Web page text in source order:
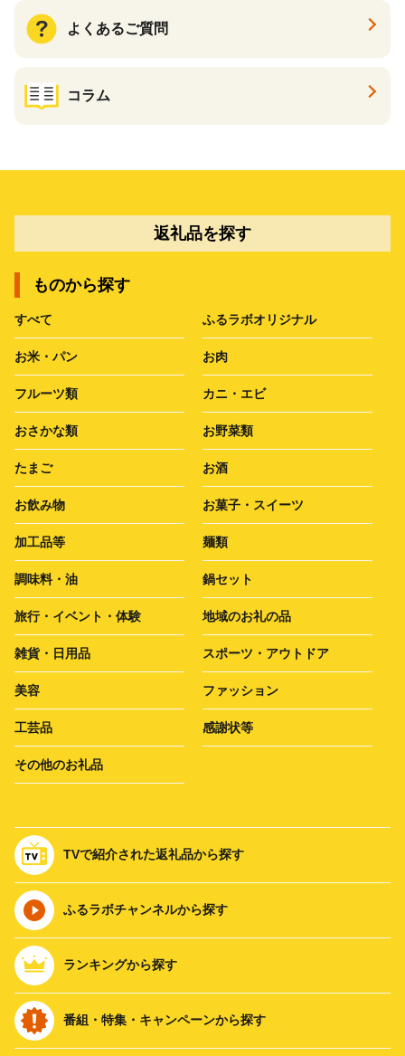
よくあるご質問
コラム
返礼品を探す
ものから探す
すべて ふるラボオリジナル
お米・パン お肉
フルーツ類 カニ・エビ
おさかな類 お野菜類
たまご お酒
お飲み物 お菓子・スイーツ
加工品等 麺類
調味料・油 鍋セット
旅行・イベント・体験 地域のお礼の品
雑貨・日用品 スポーツ・アウトドア
美容 ファッション
工芸品 感謝状等
その他のお礼品
TVで紹介された返礼品から探す
ふるラボチャンネルから探す
ランキングから探す
番組・特集・キャンペーンから探す